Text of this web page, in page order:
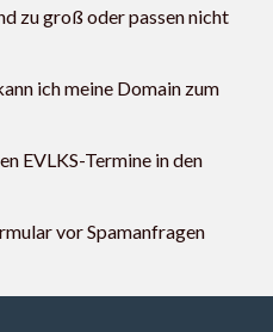
zu groß oder passen nicht
ich meine Domain zum
EVLKS-Termine in den
vor Spamanfragen